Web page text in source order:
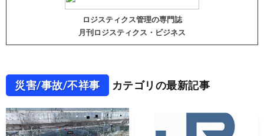
ロジスティクス管理の専門誌
月刊ロジスティクス・ビジネス
災害/事故/不祥事 カテゴリの最新記事